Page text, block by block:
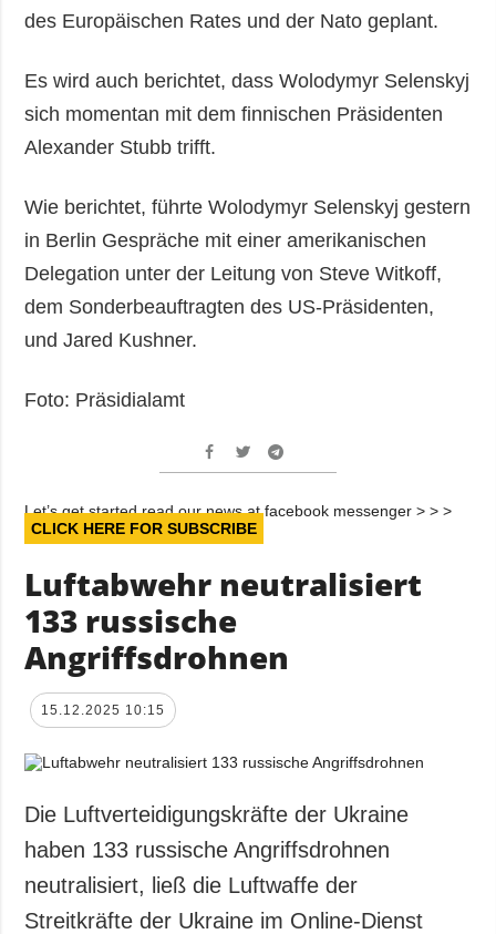
des Europäischen Rates und der Nato geplant.
Es wird auch berichtet, dass Wolodymyr Selenskyj
sich momentan mit dem finnischen Präsidenten
Alexander Stubb trifft.
Wie berichtet, führte Wolodymyr Selenskyj gestern
in Berlin Gespräche mit einer amerikanischen
Delegation unter der Leitung von Steve Witkoff,
dem Sonderbeauftragten des US-Präsidenten,
und Jared Kushner.
Foto: Präsidialamt
Let’s get started read our news at facebook messenger > > >
CLICK HERE FOR SUBSCRIBE
Luftabwehr neutralisiert
133 russische
Angriffsdrohnen
15.12.2025 10:15
Die Luftverteidigungskräfte der Ukraine
haben 133 russische Angriffsdrohnen
neutralisiert, ließ die Luftwaffe der
Streitkräfte der Ukraine im Online-Dienst